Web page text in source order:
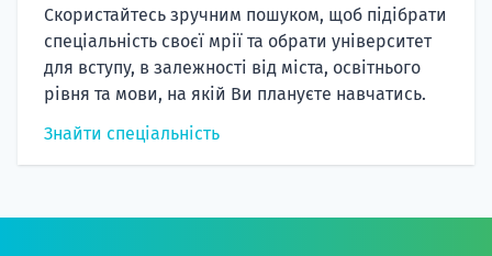
Скористайтесь зручним пошуком, щоб підібрати
спеціальність своєї мрії та обрати університет
для вступу, в залежності від міста, освітнього
рівня та мови, на якій Ви плануєте навчатись.
Знайти спеціальність